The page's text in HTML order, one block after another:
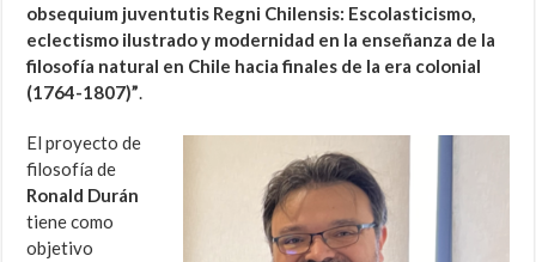
obsequium juventutis Regni Chilensis: Escolasticismo,
eclectismo ilustrado y modernidad en la enseñanza de la
filosofía natural en Chile hacia finales de la era colonial
(1764-1807)”.
El proyecto de
filosofía de
Ronald Durán
tiene como
objetivo